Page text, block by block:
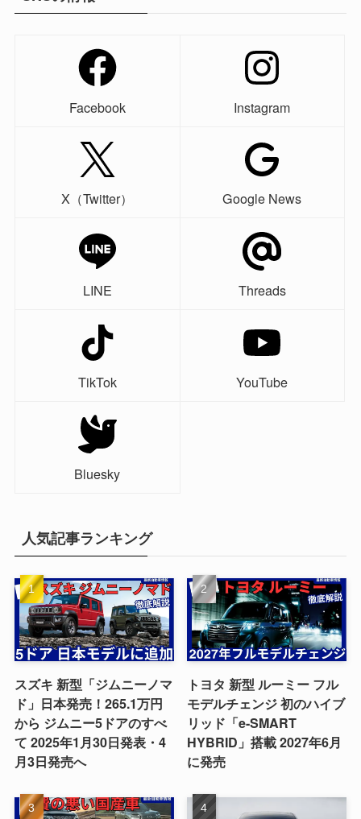
Facebook Instagram
X（Twitter） Google News
LINE Threads
TikTok YouTube
Bluesky
人気記事ランキング
スズキ 新型「ジムニーノマ
ド」日本発売！265.1万円
から ジムニー5ドアのすべ
て 2025年1月30日発表・4
月3日発売へ
トヨタ 新型 ルーミー フル
モデルチェンジ 初のハイブ
リッド「e-SMART
HYBRID」搭載 2027年6月
に発売